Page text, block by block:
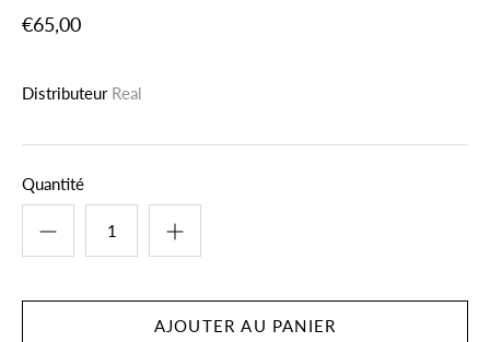
€65,00
Distributeur Real
Quantité